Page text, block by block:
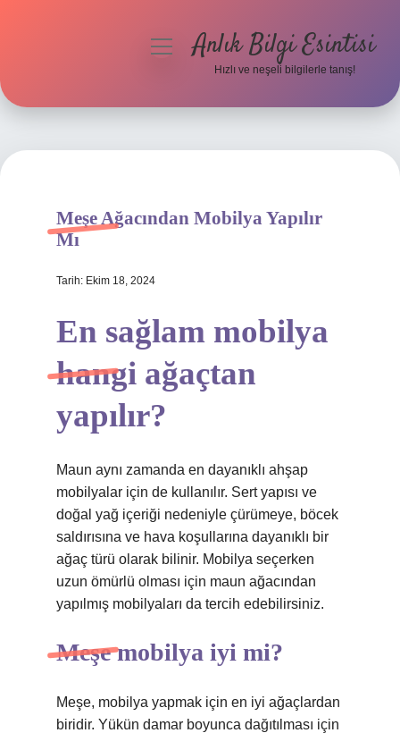
Hakkımızda
menüyüAnlık Bilgi Esintisi
Hızlı ve neşeli bilgilerle tanış!
Meşe Ağacından Mobilya Yapılır
Mı
Tarih: Ekim 18, 2024
En sağlam mobilya
hangi ağaçtan
yapılır?
Maun aynı zamanda en dayanıklı ahşap
mobilyalar için de kullanılır. Sert yapısı ve
doğal yağ içeriği nedeniyle çürümeye, böcek
saldırısına ve hava koşullarına dayanıklı bir
ağaç türü olarak bilinir. Mobilya seçerken
uzun ömürlü olması için maun ağacından
yapılmış mobilyaları da tercih edebilirsiniz.
Meşe mobilya iyi mi?
Meşe, mobilya yapmak için en iyi ağaçlardan
biridir. Yükün damar boyunca dağıtılması için